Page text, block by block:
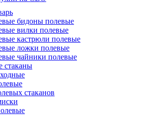
бидоны полевые
вилки полевые
кастрюли полевые
ложки полевые
чайники полевые
стаканы
стаканов